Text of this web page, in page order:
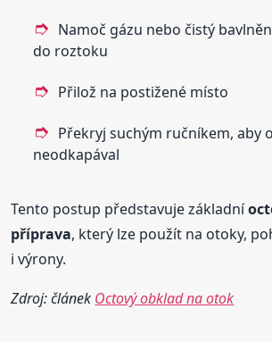
Namoč gázu nebo čistý
do roztoku
Přilož na postižené místo
Překryj suchým ručníkem, aby
neodkapával
Tento postup představuje základní
příprava, který lze použít na otoky,
i výrony.
Zdroj: článek Octový obklad na otok